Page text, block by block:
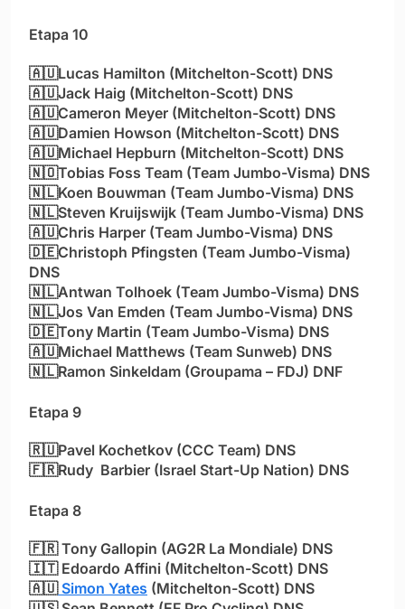
Etapa 10
🇦🇺Lucas Hamilton (Mitchelton-Scott) DNS
🇦🇺Jack Haig (Mitchelton-Scott) DNS
🇦🇺Cameron Meyer (Mitchelton-Scott) DNS
🇦🇺Damien Howson (Mitchelton-Scott) DNS
🇦🇺Michael Hepburn (Mitchelton-Scott) DNS
🇳🇴Tobias Foss Team (Team Jumbo-Visma) DNS
🇳🇱Koen Bouwman (Team Jumbo-Visma) DNS
🇳🇱Steven Kruijswijk (Team Jumbo-Visma) DNS
🇦🇺Chris Harper (Team Jumbo-Visma) DNS
🇩🇪Christoph Pfingsten (Team Jumbo-Visma)
DNS
🇳🇱Antwan Tolhoek (Team Jumbo-Visma) DNS
🇳🇱Jos Van Emden (Team Jumbo-Visma) DNS
🇩🇪Tony Martin (Team Jumbo-Visma) DNS
🇦🇺Michael Matthews (Team Sunweb) DNS
🇳🇱Ramon Sinkeldam (Groupama – FDJ) DNF
Etapa 9
🇷🇺Pavel Kochetkov (CCC Team) DNS
🇫🇷Rudy Barbier (Israel Start-Up Nation) DNS
Etapa 8
🇫🇷 Tony Gallopin (AG2R La Mondiale) DNS
🇮🇹Edoardo Affini (Mitchelton-Scott) DNS
🇦🇺Simon Yates (Mitchelton-Scott) DNS